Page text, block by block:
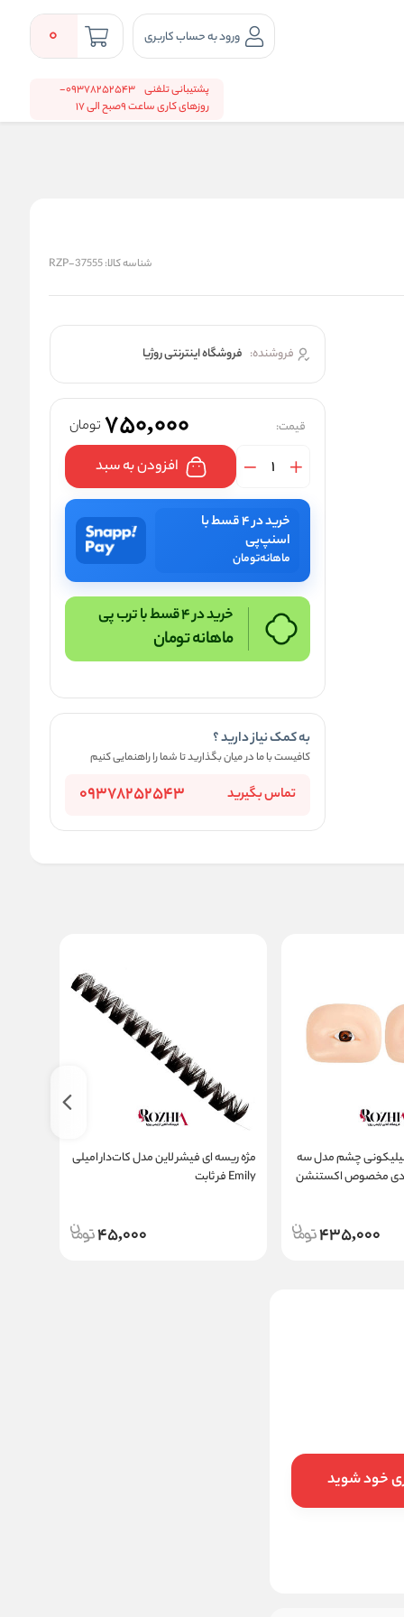
ورود به حساب کاربری 0
پشتیبانی تلفنی
09378252543-
روزهای کاری ساعت 9صبح الی 17
شناسه کالا:RZP-37555
فروشنده: فروشگاه اینترنتی روژیا
قیمت: 750,000 تومان
افزودن به سبد
خرید در ۴ قسط با
اسنپ‌پی
ماهانهتومان
خرید در 4 قسط با ترب پی
ماهانهتومان
به کمک نیاز دارید ؟
کافیست با ما در میان بگذارید تا شما را راهنمایی کنیم
تماس بگیرید 09378252543
چشم مدل سه
جفت ۲ عددی مخصوص اکستنشن
435,000
مژه ریسه ای فیشر لاین مدل کات‌دار امیلی
Emily فر ثابت
45,000
خود شوید